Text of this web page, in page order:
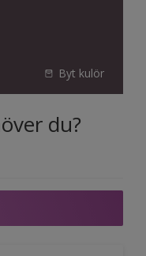
Byt kulör
du?